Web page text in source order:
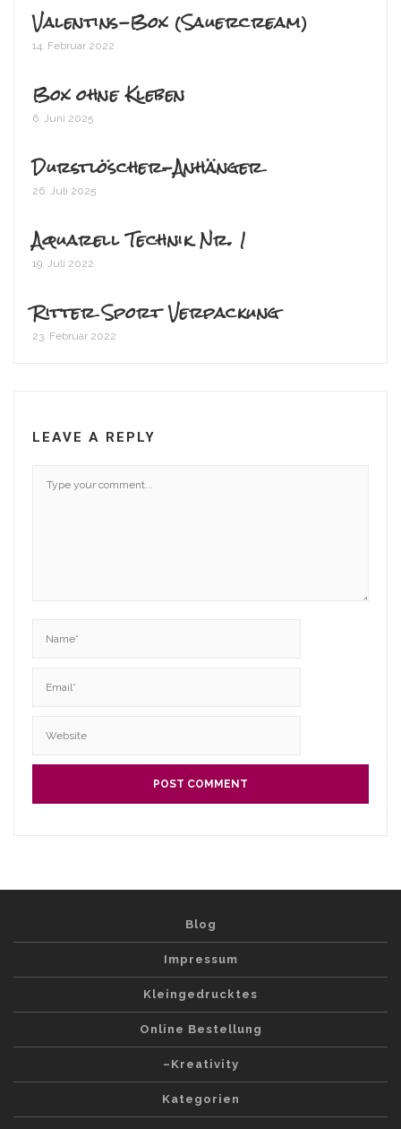
Valentins-Box (Sauercream)
14. Februar 2022
Box ohne Kleben
6. Juni 2025
Durstlöscher-Anhänger
26. Juli 2025
Aquarell Technik Nr. 1
19. Juli 2022
Ritter Sport Verpackung
23. Februar 2022
LEAVE A REPLY
Blog
Impressum
Kleingedrucktes
Online Bestellung
–Kreativity
Kategorien